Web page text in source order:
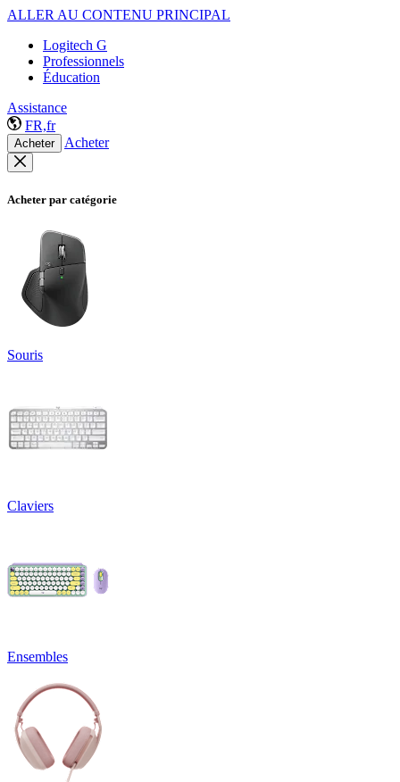
ALLER AU CONTENU PRINCIPAL
Logitech G
Professionnels
Éducation
Assistance
FR,fr
Acheter Acheter
Acheter par catégorie
Souris
Claviers
Ensembles